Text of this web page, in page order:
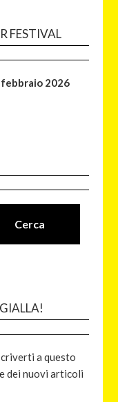
FESTIVAL
febbraio 2026
a questo
dei nuovi articoli